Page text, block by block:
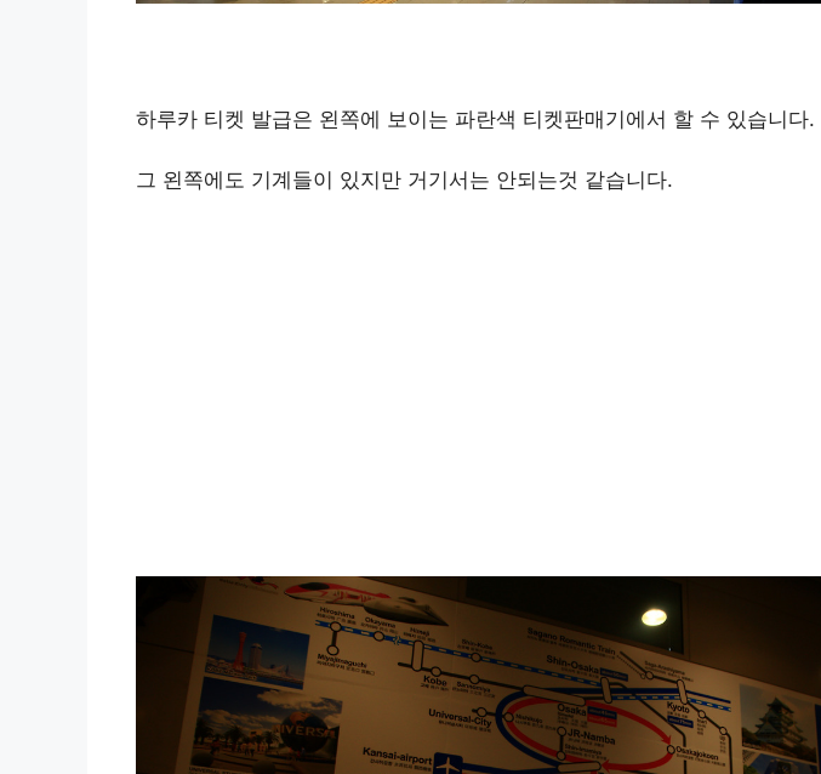
하루카 티켓 발급은 왼쪽에 보이는 파란색 티켓판매기에서 할 수 있습니다.
그 왼쪽에도 기계들이 있지만 거기서는 안되는것 같습니다.